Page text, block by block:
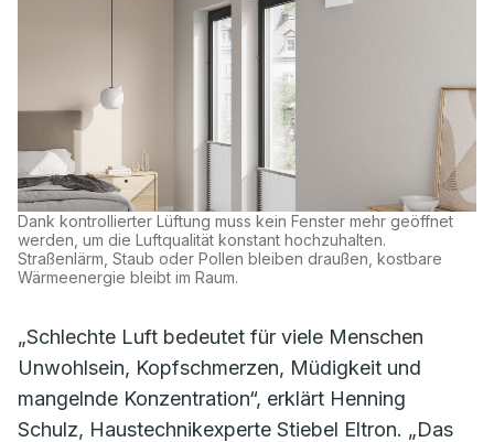
Dank kontrollierter Lüftung muss kein Fenster mehr geöffnet
werden, um die Luftqualität konstant hochzuhalten.
Straßenlärm, Staub oder Pollen bleiben draußen, kostbare
Wärmeenergie bleibt im Raum.
„Schlechte Luft bedeutet für viele Menschen
Unwohlsein, Kopfschmerzen, Müdigkeit und
mangelnde Konzentration“, erklärt Henning
Schulz, Haustechnikexperte Stiebel Eltron. „Das